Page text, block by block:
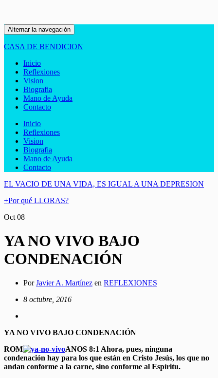
Alternar la navegación
CASA DE BENDICION
Inicio
Reflexiones
Vision
Biografia
Mano de Ayuda
Contacto
Inicio
Reflexiones
Vision
Biografia
Mano de Ayuda
Contacto
EL VACIO DE UNA VIDA, ES IGUAL A UNA DEPRESION
+Por qué LLORAS?
Oct 08
YA NO VIVO BAJO
CONDENACIÓN
PorJavier A. Martínez en REFLEXIONES
8 octubre, 2016
YA NO VIVO BAJO CONDENACIÓN
ROM
ANOS 8:1 Ahora, pues, ninguna
condenación hay para los que están en Cristo Jesús, los que no
andan conforme a la carne, sino conforme al Espíritu.